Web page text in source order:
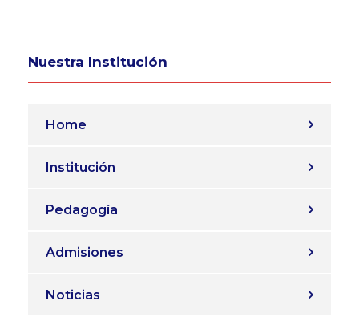
Nuestra Institución
Home
Institución
Pedagogía
Admisiones
Noticias